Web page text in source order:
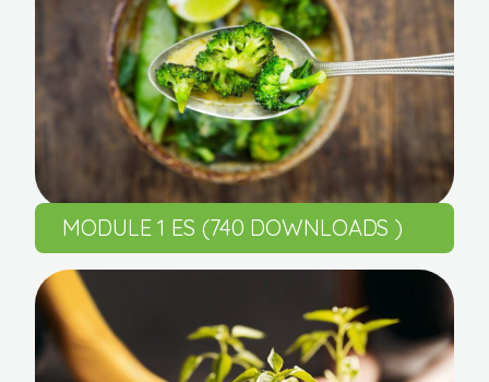
MODULE 1 ES (740 DOWNLOADS )